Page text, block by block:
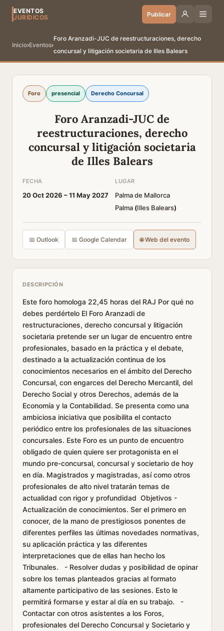
EVENTOS
JURÍDICOS
Publicar
Inicio›Eventos›
Foro Aranzadi-JUC de reestructuraciones, derecho
concursal y litigación societaria de Illes Balears
Foro presencial Derecho Concursal
Foro Aranzadi-JUC de
reestructuraciones, derecho
concursal y litigación societaria
de Illes Balears
FECHA
20 Oct 2026 –11 May 2027
LUGAR
Palma de Mallorca
Palma (Illes Balears)
📅 Outlook 📅 Google Calendar 🌐 Web del evento
DESCRIPCIÓN
Este foro homologa 22,45 horas del RAJ Por qué no
debes perdértelo El Foro Aranzadi de
restructuraciones, derecho concursal y litigación
societaria pretende ser un lugar de encuentro entre
profesionales, basado en la práctica y el debate,
destinado a la actualización continua de los
conocimientos necesarios en el ámbito del Derecho
Concursal, con engarces del Derecho Mercantil, del
Derecho Social y otros Derechos, además de la
Economía y la Contabilidad. Se presenta como una
ambiciosa iniciativa que posibilita el contacto
periódico entre los profesionales de las situaciones
concursales. Este Foro es un punto de encuentro
obligado de quien quiere ser protagonista en el
mundo pre-concursal, concursal y societario de hoy
en día. Magistrados y magistradas, así como otros
profesionales de alto nivel tratarán temas de
actualidad con rigor y profundidad Objetivos -
Actualización de conocimientos. Ser el primero en
conocer, de la mano de prestigiosos ponentes de
diferentes perfiles las últimas novedades normativas,
su aplicación práctica y las diferentes
interpretaciones que de ellas han hecho los
Tribunales. - Resolver dudas y posibilidad de opinar
sobre los temas planteados gracias al formato
altamente participativo de las sesiones. Esto le
permitirá formarse y estar al día en su trabajo. -
Contactar con otros asistentes a los Foros,
profesionales del Derecho Concursal y Societario y